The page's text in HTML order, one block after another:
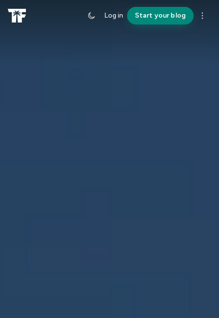
Log in Start your blog